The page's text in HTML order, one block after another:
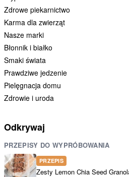
Zdrowe piekarnictwo
Karma dla zwierząt
Nasze marki
Błonnik i białko
Smaki świata
Prawdziwe jedzenie
Pielęgnacja domu
Zdrowie i uroda
Odkrywaj
PRZEPISY DO WYPRÓBOWANIA
PRZEPIS
Zesty Lemon Chia Seed